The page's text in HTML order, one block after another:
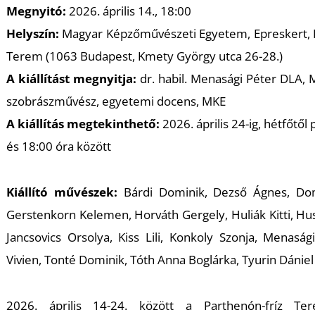
Megnyitó: 2026. április 14., 18:00
Helyszín: Magyar Képzőművészeti Egyetem,
Terem (1063 Budapest, Kmety György utca 26-28.)
A kiállítást megnyitja: dr. habil. Menasági Péter DLA,
szobrászművész, egyetemi docens, MKE
A kiállítás megtekinthető: 2026. április 24-ig, hétfőtől
és 18:00 óra között
Kiállító művészek: Bárdi Dominik, Dezső Ágnes,
Gerstenkorn Kelemen, Horváth Gergely, Huliák Kitti,
Jancsovics Orsolya, Kiss Lili, Konkoly Szonja,
Vivien, Tonté Dominik, Tóth Anna Boglárka, Tyurin Dániel
2026. április 14-24. között a Parthenón-fríz